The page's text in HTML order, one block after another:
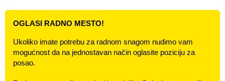
OGLASI RADNO MESTO!
Ukoliko imate potrebu za radnom snagom nudimo vam
mogućnost da na jednostavan način oglasite poziciju za
posao.